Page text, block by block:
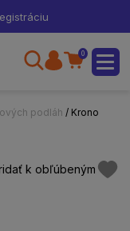
0
podláh / Krono
k obľúbeným